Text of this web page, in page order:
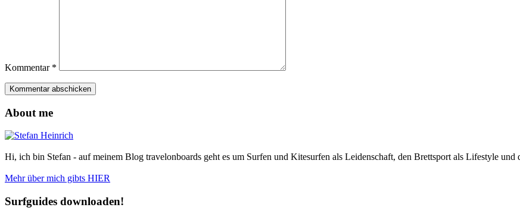
Kommentar *
About me
Hi, ich bin Stefan - auf meinem Blog travelonboards geht es um Surfen und Kitesurfen als Leidenschaft, den Brettsport als Lifestyle und
Mehr über mich gibts HIER
Surfguides downloaden!